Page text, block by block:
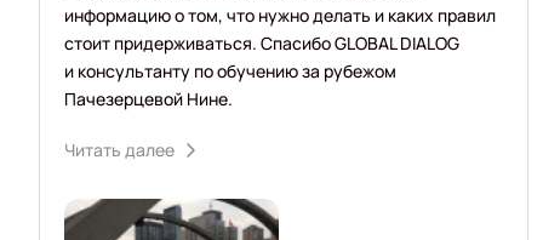
информацию о том, что нужно делать и каких правил
стоит придерживаться. Спасибо GLOBAL DIALOG
и консультанту по обучению за рубежом
Пачезерцевой Нине.
Читать далее